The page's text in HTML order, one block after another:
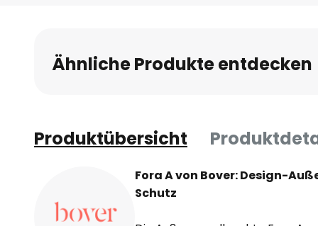
Ähnliche Produkte entdecken
Produktübersicht
Fora A von Bover: Design-
Schutz